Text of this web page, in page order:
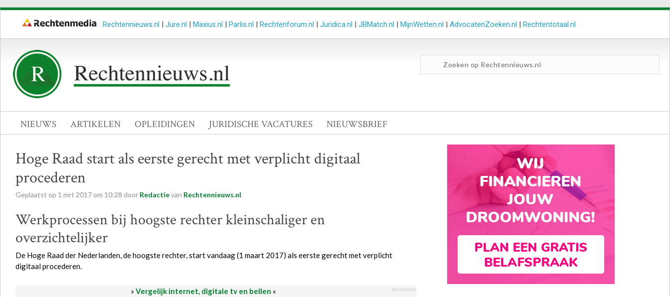
Rechtennieuws.nl | Jure.nl | Maxius.nl | Parlis.nl | Rechtenforum.nl | Juridica.nl | JBMatch.nl | MijnWetten.nl | AdvocatenZoeken.nl | Rechtentotaal.nl
NIEUWS ARTIKELEN OPLEIDINGEN JURIDISCHE VACATURES NIEUWSBRIEF
Hoge Raad start als eerste gerecht met verplicht digitaal
procederen
Geplaatst op 1 mrt 2017 om 10:28 door Redactievan Rechtennieuws.nl
Werkprocessen bij hoogste rechter kleinschaliger en
overzichtelijker
De Hoge Raad der Nederlanden, de hoogste rechter, start vandaag (1 maart 2017) als eerste gerecht met verplicht
digitaal procederen.
» Vergelijk internet, digitale tv en bellen « advertorial